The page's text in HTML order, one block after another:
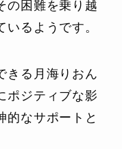
の困難を乗り越
るようです。
きる月海りおん
ポジティブな影
的なサポートと